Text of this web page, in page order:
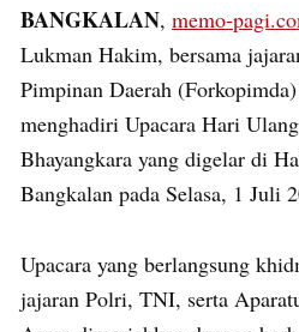
BANGKALAN, memo-
Lukman Hakim, bersama
Pimpinan Daerah
menghadiri Upacara Hari
Bhayangkara yang digelar di
Bangkalan pada Selasa, 1 Juli
Upacara yang berlangsung
jajaran Polri, TNI, serta